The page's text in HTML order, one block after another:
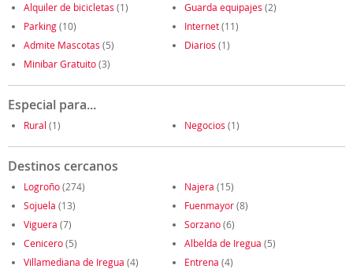
Alquiler de bicicletas (1) Guarda equipajes (2)
Parking(10) Internet(11)
Admite Mascotas (5) Diarios (1)
Minibar Gratuito(3)
Especial para...
Rural (1) Negocios (1)
Destinos cercanos
Logroño(274) Najera (15)
Sojuela (13) Fuenmayor(8)
Viguera (7) Sorzano(6)
Cenicero(5) Albelda de Iregua (5)
Villamediana de Iregua (4) Entrena (4)